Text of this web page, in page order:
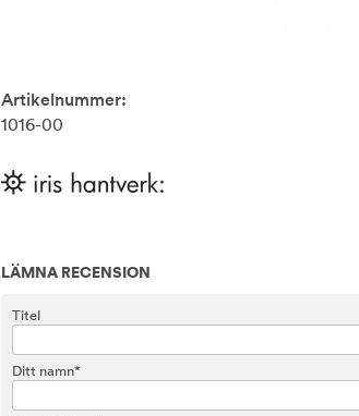
Artikelnummer:
1016-00
LÄMNA RECENSION
Titel
Ditt namn*